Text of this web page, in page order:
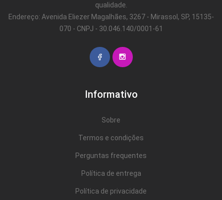
qualidade.
Endereço: Avenida Eliezer Magalhães, 3267 - Mirassol, SP, 15135-
070 - CNPJ - 30.046.140/0001-61
Informativo
Sobre
Termos e condições
Perguntas frequentes
Política de entrega
Política de privacidade